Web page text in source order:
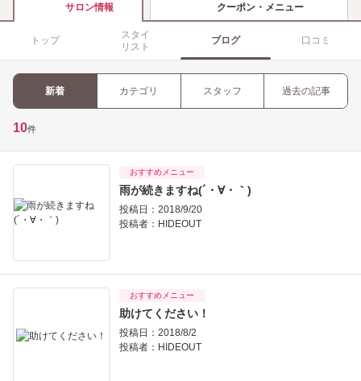
サロン情報 クーポン・メニュー
トップ
スタイ
リスト
ブログ 口コミ
新着 カテゴリ スタッフ 過去の記事
10件
おすすめメニュー
雨が続きますね(´・∀・｀)
投稿日：2018/9/20
投稿者： HIDEOUT
おすすめメニュー
助けてください！
投稿日：2018/8/2
投稿者： HIDEOUT